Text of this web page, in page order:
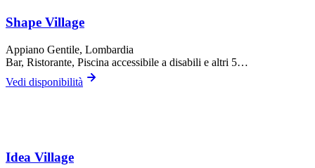
Shape Village
Appiano Gentile, Lombardia
Bar, Ristorante, Piscina accessibile a disabili e altri 5…
Vedi disponibilità
Idea Village